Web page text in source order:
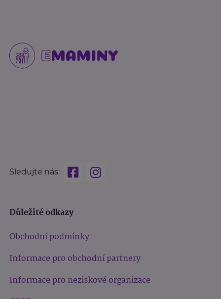
Sledujte nás:
Důležité odkazy
Obchodní podmínky
Informace pro obchodní partnery
Informace pro neziskové organizace